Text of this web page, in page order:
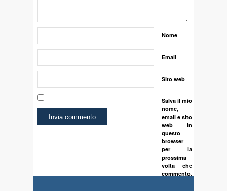
Nome
Email
Sito web
Salva il mio
nome,
email e sito
web in
questo
browser
per la
prossima
volta che
commento.